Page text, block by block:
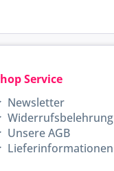
Service
Newsletter
Widerrufsbelehrung
Unsere AGB
Lieferinformationen